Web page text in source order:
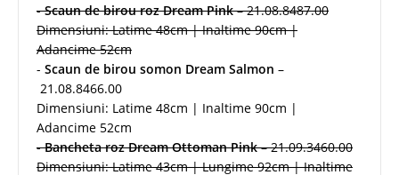
-Scaun de birou roz Dream Pink– 21.08.8487.00
Dimensiuni: Latime 48cm | Inaltime 90cm |
Adancime 52cm
- Scaun de birou somon Dream Salmon –
21.08.8466.00
Dimensiuni: Latime 48cm | Inaltime 90cm |
Adancime 52cm
-Bancheta roz Dream Ottoman Pink– 21.09.3460.00
Dimensiuni: Latime 43cm | Lungime 92cm | Inaltime